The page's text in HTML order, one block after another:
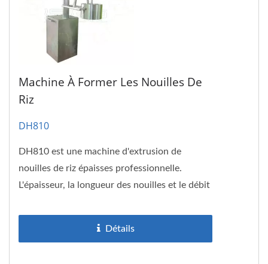
Machine À Former Les Nouilles De
Riz
DH810
DH810 est une machine d'extrusion de
nouilles de riz épaisses professionnelle.
L'épaisseur, la longueur des nouilles et le débit
Détails